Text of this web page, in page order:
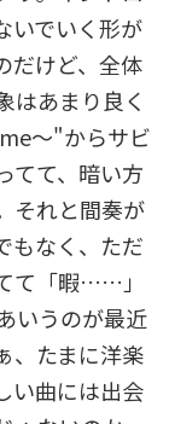
いでいく形が
だけど、全体
はあまり良く
～"からサビ
てて、暗い方
それと間奏が
もなく、ただ
て「暇……」
いうのが最近
、たまに洋楽
い曲には出会